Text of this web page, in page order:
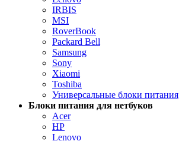
IRBIS
MSI
RoverBook
Packard Bell
Samsung
Sony
Xiaomi
Toshiba
Универсальные блоки питания
Блоки питания для нетбуков
Acer
HP
Lenovo